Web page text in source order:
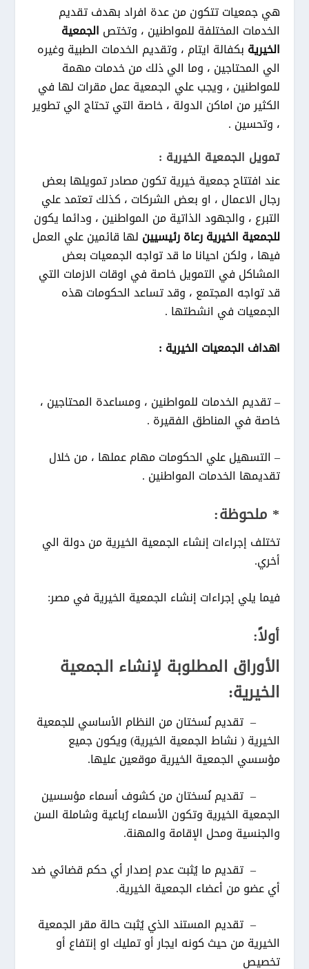
هي جمعيات تتكون من عدة افراد بهدف تقديم
الخدمات المختلفة للمواطنين ، وتختص الجمعية
الخيرية بكفالة ايتام ، وتقديم الخدمات الطبية وغيره
الي المحتاجين ، وما الي ذلك من خدمات مهمة
للمواطنين ، ويجب علي الجمعية عمل مقرات لها في
الكثير من اماكن الدولة ، خاصة التي تحتاج الي تطوير
، وتحسين .
تمويل الجمعية الخيرية :
عند افتتاح جمعية خيرية تكون مصادر تمويلها بعض
رجال الاعمال ، او بعض الشركات ، كذلك تعتمد علي
التبرع ، والجهود الذاتية من المواطنين ، ودائما يكون
للجمعية الخيرية رعاة رئيسيين لها قائمين علي العمل
فيها ، ولكن احيانا ما قد تواجه الجمعيات بعض
المشاكل في التمويل خاصة في اوقات الازمات التي
قد تواجه المجتمع ، وقد تساعد الحكومات هذه
الجمعيات في انشطتها .
اهداف الجمعيات الخيرية :
– تقديم الخدمات للمواطنين ، ومساعدة المحتاجين ،
خاصة في المناطق الفقيرة .
– التسهيل علي الحكومات مهام عملها ، من خلال
تقديمها الخدمات المواطنين .
* ملحوظة:
تختلف إجراءات إنشاء الجمعية الخيرية من دولة الي
أخري.
فيما يلي إجراءات إنشاء الجمعية الخيرية في مصر:
أولاً:
الأوراق المطلوبة لإنشاء الجمعية
الخيرية:
– تقديم نُسختان من النظام الأساسي للجمعية
الخيرية ( نشاط الجمعية الخيرية) ويكون جميع
مؤسسي الجمعية الخيرية موقعين عليها.
– تقديم نُسختان من كشوف أسماء مؤسسين
الجمعية الخيرية وتكون الأسماء رُباعية وشاملة السن
والجنسية ومحل الإقامة والمهنة.
– تقديم ما يُثبت عدم إصدار أي حكم قضائي ضد
أي عضو من أعضاء الجمعية الخيرية.
– تقديم المستند الذي يُثبت حالة مقر الجمعية
الخيرية من حيث كونه ايجار أو تمليك او إنتفاع أو
تخصيص